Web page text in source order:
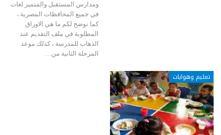
ومدارس المستقبل والمتميز لغات
في جميع المحافظات المصرية ،
كما نوضح لكم ما هي الاوراق
المطلوبة في ملف التقديم عند
الذهاب للمدرسة ، كذلك موعد
المرحلة الثانية من…
تعليم وهوايات